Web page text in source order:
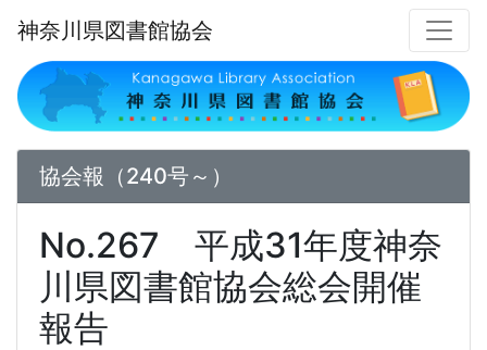
神奈川県図書館協会
協会報（240号～）
No.267 平成31年度神奈
川県図書館協会総会開催
報告